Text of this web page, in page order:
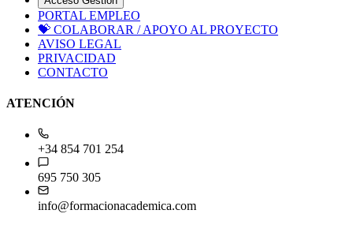
PORTAL EMPLEO
💝 COLABORAR / APOYO AL PROYECTO
AVISO LEGAL
PRIVACIDAD
CONTACTO
ATENCIÓN
+34 854 701 254
695 750 305
info@formacionacademica.com